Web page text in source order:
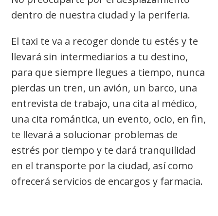
dentro de nuestra ciudad y la periferia.
El taxi te va a recoger donde tu estés y te
llevará sin intermediarios a tu destino,
para que siempre llegues a tiempo, nunca
pierdas un tren, un avión, un barco, una
entrevista de trabajo, una cita al médico,
una cita romántica, un evento, ocio, en fin,
te llevará a solucionar problemas de
estrés por tiempo y te dará tranquilidad
en el transporte por la ciudad, así como
ofrecerá servicios de encargos y farmacia.